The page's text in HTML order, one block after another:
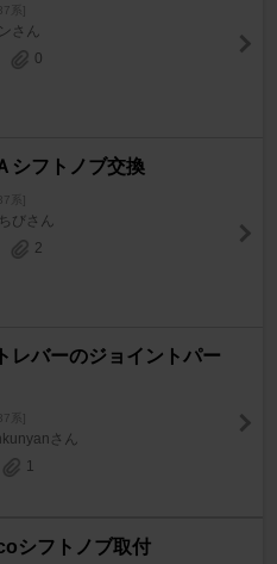
系]
さん
0
シフトノブ交換
系]
びさん
2
レバーのジョイントパー
系]
さん
1
シフトノブ取付